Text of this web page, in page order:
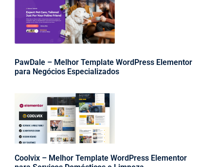
PawDale – Melhor Template WordPress Elementor
para Negócios Especializados
Coolvix – Melhor Template WordPress Elementor